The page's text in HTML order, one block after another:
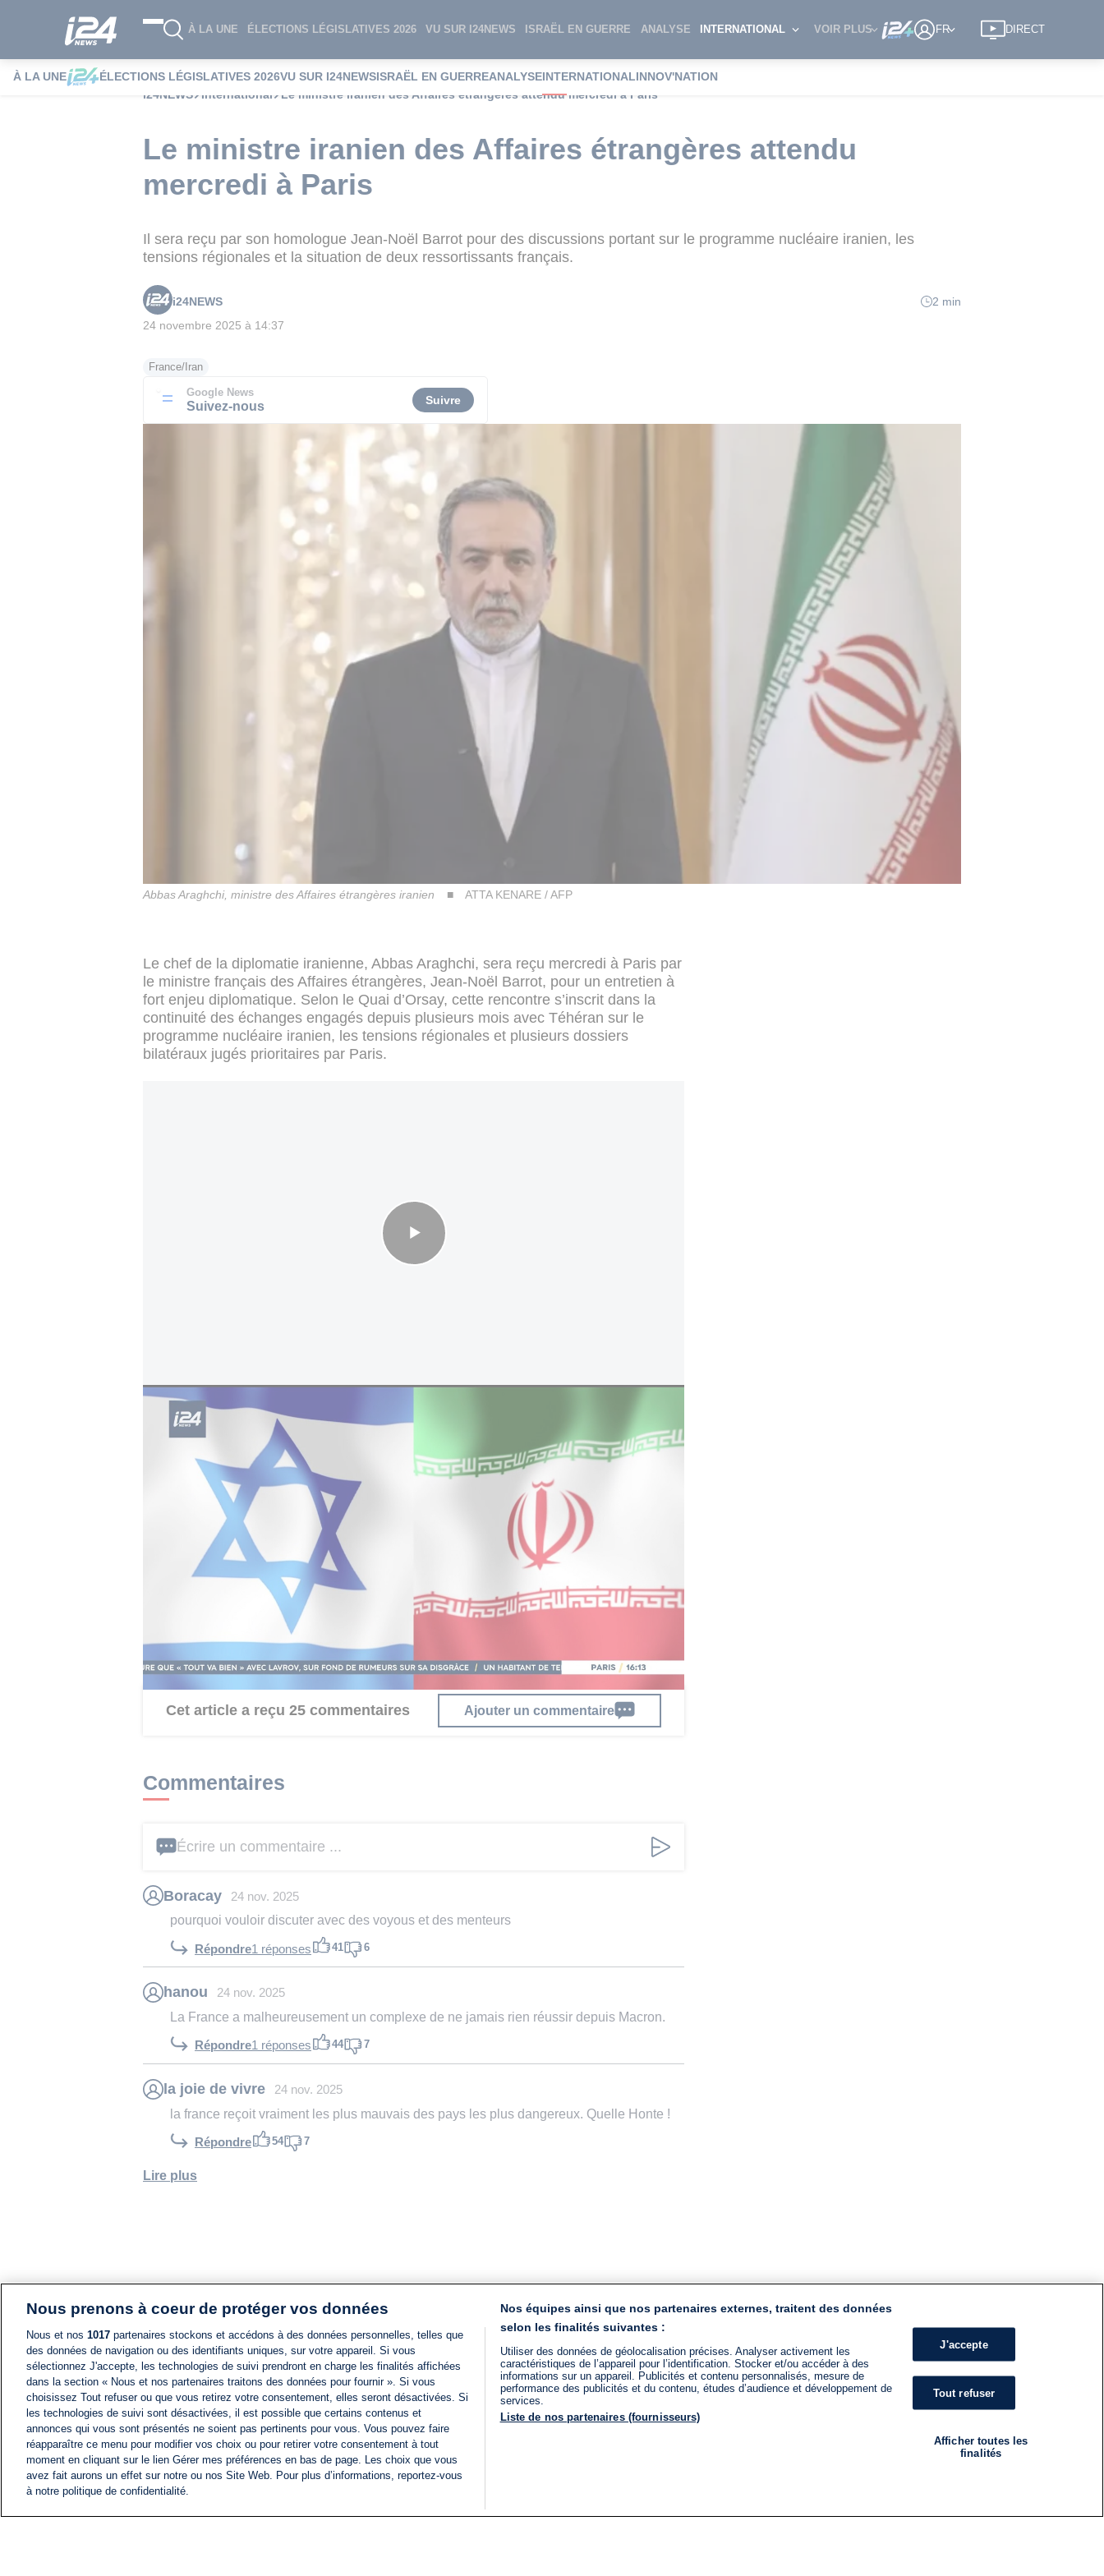
À LA UNE ÉLECTIONS LÉGISLATIVES 2026 VU SUR I24NEWS ISRAËL EN GUERRE ANALYSE INTERNATIONAL VOIR PLUS FR DIRECT
À LA UNE ÉLECTIONS LÉGISLATIVES 2026VU SUR I24NEWSISRAËL EN GUERREANALYSEINTERNATIONALINNOV'NATION
i24NEWS
International Le ministre iranien des Affaires étrangères attendu mercredi à Paris
Le ministre iranien des Affaires étrangères attendu
mercredi à Paris
Il sera reçu par son homologue Jean-Noël Barrot pour des discussions portant sur le programme nucléaire iranien, les
tensions régionales et la situation de deux ressortissants français.
i24NEWS
2 min
24 novembre 2025 à 14:37
France/Iran
Google News
Suivez-nous Suivre
Abbas Araghchi, ministre des Affaires étrangères iranien ATTA KENARE / AFP
Le chef de la diplomatie iranienne, Abbas Araghchi, sera reçu mercredi à Paris par
le ministre français des Affaires étrangères, Jean-Noël Barrot, pour un entretien à
fort enjeu diplomatique. Selon le Quai d’Orsay, cette rencontre s’inscrit dans la
continuité des échanges engagés depuis plusieurs mois avec Téhéran sur le
programme nucléaire iranien, les tensions régionales et plusieurs dossiers
bilatéraux jugés prioritaires par Paris.
Iran/Israël : une nouvelle guerre inévitable ?
Au cœur des discussions figurera notamment la question du nucléaire. La France
souhaite exhorter l’Iran à reprendre une coopération pleine et entière avec
l’Agence internationale de l’énergie atomique (AIEA), alors que les inspections et
les mécanismes de vérification restent fortement limités depuis plusieurs années.
Le ministère français rappelle que le respect des engagements internationaux de
l’Iran constitue une condition indispensable à toute désescalade.
La situation des deux ressortissants français toujours réfugiés dans l’enceinte de
l’ambassade de France en Iran sera également abordée. Paris réclame une issue
rapide à cette crise, tandis que les tensions autour des détenus binationaux et de
la liberté de mouvement demeurent un point central des relations entre les deux
pays.
Cet article a reçu 25 commentaires Ajouter un commentaire
Commentaires
Écrire un commentaire ...
Boracay 24 nov. 2025
pourquoi vouloir discuter avec des voyous et des menteurs
Répondre1 réponses 41 6
hanou 24 nov. 2025
La France a malheureusement un complexe de ne jamais rien réussir depuis Macron.
Répondre1 réponses 44 7
la joie de vivre 24 nov. 2025
la france reçoit vraiment les plus mauvais des pays les plus dangereux. Quelle Honte !
Répondre 54 7
Lire plus
Nous prenons à coeur de protéger vos données
Nous et nos 1017 partenaires stockons et accédons à des données personnelles, telles que
des données de navigation ou des identifiants uniques, sur votre appareil. Si vous
sélectionnez J'accepte, les technologies de suivi prendront en charge les finalités affichées
dans la section « Nous et nos partenaires traitons des données pour fournir ». Si vous
choisissez Tout refuser ou que vous retirez votre consentement, elles seront désactivées. Si
les technologies de suivi sont désactivées, il est possible que certains contenus et
annonces qui vous sont présentés ne soient pas pertinents pour vous. Vous pouvez faire
réapparaître ce menu pour modifier vos choix ou pour retirer votre consentement à tout
moment en cliquant sur le lien Gérer mes préférences en bas de page. Les choix que vous
avez fait aurons un effet sur notre ou nos Site Web. Pour plus d’informations, reportez-vous
à notre politique de confidentialité.
Nos équipes ainsi que nos partenaires externes, traitent des données
selon les finalités suivantes :
Utiliser des données de géolocalisation précises. Analyser activement les
caractéristiques de l’appareil pour l’identification. Stocker et/ou accéder à des
informations sur un appareil. Publicités et contenu personnalisés, mesure de
performance des publicités et du contenu, études d’audience et développement de
services.
Liste de nos partenaires (fournisseurs)
J'accepte
Tout refuser
Afficher toutes les
finalités